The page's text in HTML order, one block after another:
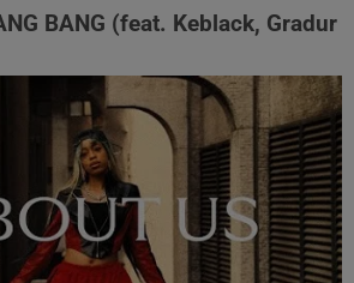
BANG (feat. Keblack, Gradur